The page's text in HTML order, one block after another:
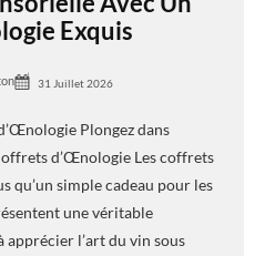
Exquis
31 Juillet 2026
Plongez dans
d’Œnologie Les coffrets
qu’un simple cadeau pour les
une véritable
l’art du vin sous